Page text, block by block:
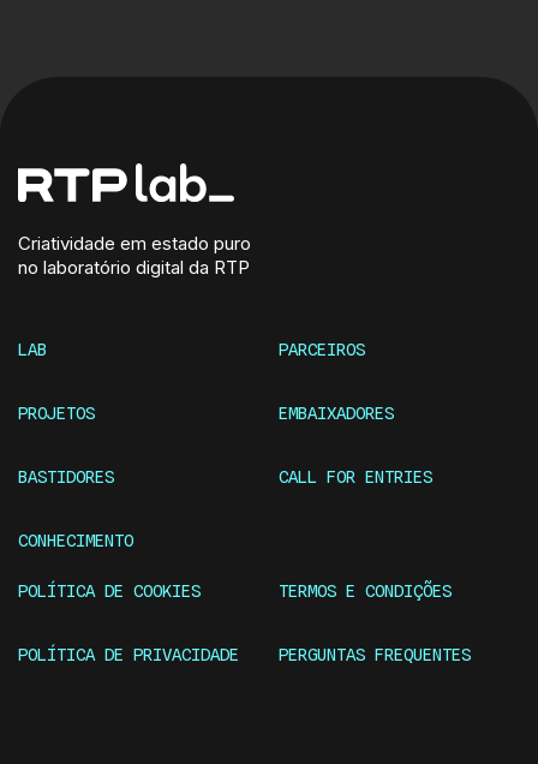
Criatividade em estado puro
no laboratório digital da RTP
LAB
PROJETOS
BASTIDORES
CONHECIMENTO
PARCEIROS
EMBAIXADORES
CALL FOR ENTRIES
POLÍTICA DE COOKIES
POLÍTICA DE PRIVACIDADE
TERMOS E CONDIÇÕES
PERGUNTAS FREQUENTES